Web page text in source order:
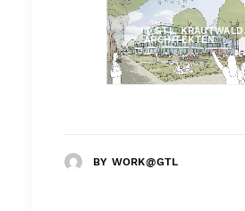
© GTL, KRAUTWALD
ARCHITEKTEN
BY WORK@GTL